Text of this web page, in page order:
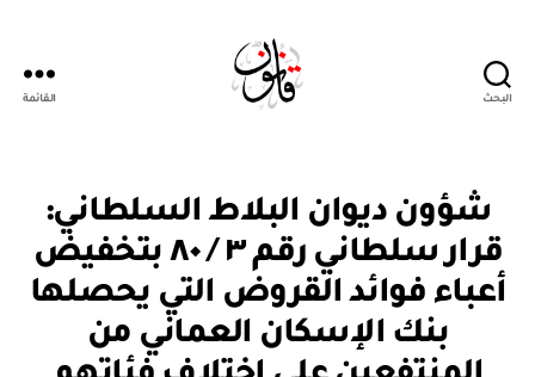
البحث القائمة
التصنيفات
زا
شؤون ديوان البلاط السلطاني:
قرار سلطاني رقم ٣ / ٨٠ بتخفيض
أعباء فوائد القروض التي يحصلها
بنك الإسكان العماني من
بو
ا